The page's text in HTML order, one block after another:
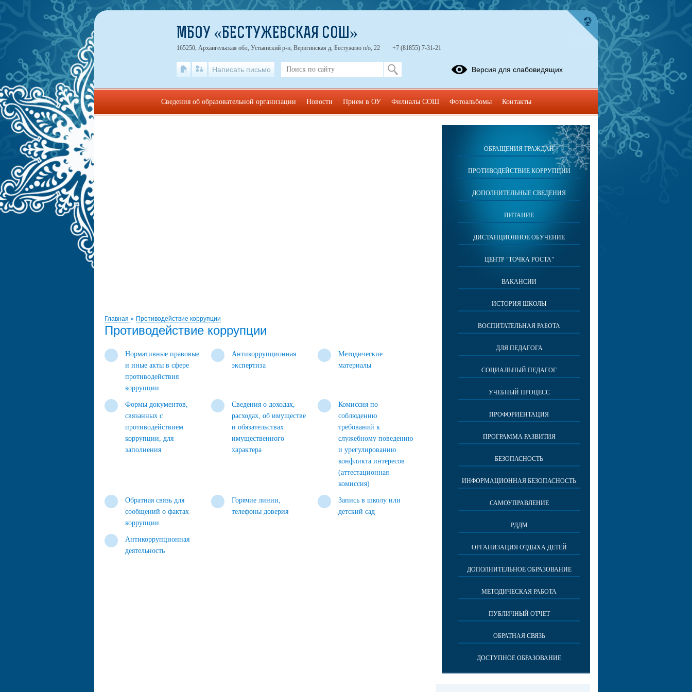
Главная » Противодействие коррупции
Противодействие коррупции
Нормативные правовые
и иные акты в сфере
противодействия
коррупции
Антикоррупционная
экспертиза
Методические
материалы
Формы документов,
связанных с
противодействием
коррупции, для
заполнения
Сведения о доходах,
расходах, об имуществе
и обязательствах
имущественного
характера
Комиссия по
соблюдению
требований к
служебному поведению
и урегулированию
конфликта интересов
(аттестационная
комиссия)
Обратная связь для
сообщений о фактах
коррупции
Горячие линии,
телефоны доверия
Запись в школу или
детский сад
Антикоррупционная
деятельность
ОБРАЩЕНИЯ ГРАЖДАН
ПРОТИВОДЕЙСТВИЕ КОРРУПЦИИ
ДОПОЛНИТЕЛЬНЫЕ СВЕДЕНИЯ
ПИТАНИЕ
ДИСТАНЦИОННОЕ ОБУЧЕНИЕ
ЦЕНТР "ТОЧКА РОСТА"
ВАКАНСИИ
ИСТОРИЯ ШКОЛЫ
ВОСПИТАТЕЛЬНАЯ РАБОТА
ДЛЯ ПЕДАГОГА
СОЦИАЛЬНЫЙ ПЕДАГОГ
УЧЕБНЫЙ ПРОЦЕСС
ПРОФОРИЕНТАЦИЯ
ПРОГРАММА РАЗВИТИЯ
БЕЗОПАСНОСТЬ
ИНФОРМАЦИОННАЯ БЕЗОПАСНОСТЬ
САМОУПРАВЛЕНИЕ
РДДМ
ОРГАНИЗАЦИЯ ОТДЫХА ДЕТЕЙ
ДОПОЛНИТЕЛЬНОЕ ОБРАЗОВАНИЕ
МЕТОДИЧЕСКАЯ РАБОТА
ПУБЛИЧНЫЙ ОТЧЕТ
ОБРАТНАЯ СВЯЗЬ
ДОСТУПНОЕ ОБРАЗОВАНИЕ
МБОУ «БЕСТУЖЕВСКАЯ СОШ»
165250, Архангельская обл, Устьянский р-н, Веригинская д, Бестужево п/о, 22 +7 (81855) 7-31-21
Написать письмо Версия для слабовидящих
Сведения об образовательной организации Новости Прием в ОУ Филиалы СОШ Фотоальбомы Контакты